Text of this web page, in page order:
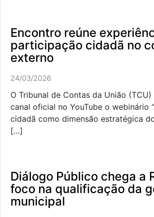
Encontro reúne
participação cidadã no
externo
24/03/2026
O Tribunal de Contas da União
canal oficial no YouTube o webinário
cidadã como dimensão estratégica
[…]
Diálogo Público chega a
foco na qualificação da
municipal